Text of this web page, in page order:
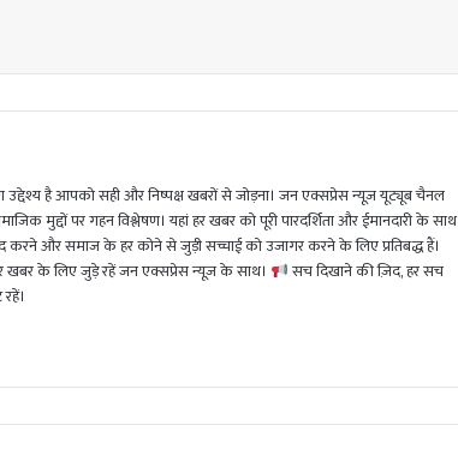
है आपको सही और निष्पक्ष खबरों से जोड़ना। जन एक्सप्रेस न्यूज़ यूट्यूब चैनल
मुद्दों पर गहन विश्लेषण। यहां हर खबर को पूरी पारदर्शिता और ईमानदारी के साथ
और समाज के हर कोने से जुड़ी सच्चाई को उजागर करने के लिए प्रतिबद्ध हैं।
खबर के लिए जुड़े रहें जन एक्सप्रेस न्यूज़ के साथ।
सच दिखाने की ज़िद, हर सच